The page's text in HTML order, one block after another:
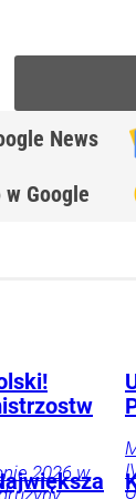
News
w Google
2026 w